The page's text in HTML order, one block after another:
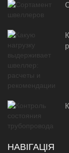
НАВІГАЦІЯ